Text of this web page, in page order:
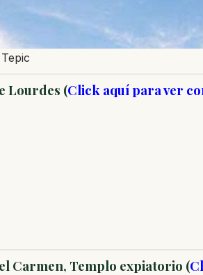
Lourdes (Click aquí para ver
Carmen, Templo expiatorio (